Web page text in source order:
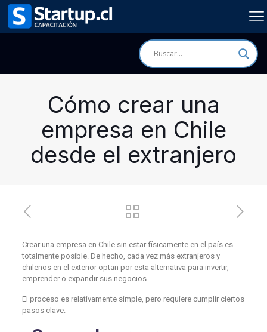
Cómo crear una
empresa en Chile
desde el extranjero
Crear una empresa en Chile sin estar físicamente en el país es
totalmente posible. De hecho, cada vez más extranjeros y
chilenos en el exterior optan por esta alternativa para invertir,
emprender o expandir sus negocios.
El proceso es relativamente simple, pero requiere cumplir ciertos
pasos clave.